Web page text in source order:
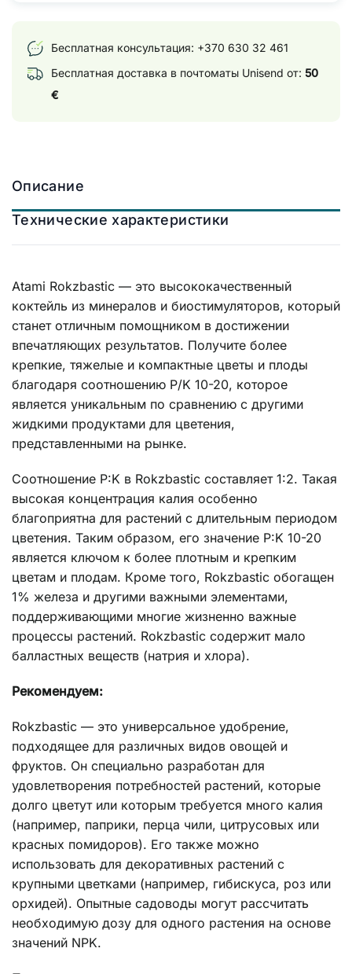
Бесплатная консультация: +370 630 32 461
Бесплатная доставка в почтоматы Unisend от: 50
€
Описание
Технические характеристики
Atami Rokzbastic — это высококачественный
коктейль из минералов и биостимуляторов, который
станет отличным помощником в достижении
впечатляющих результатов. Получите более
крепкие, тяжелые и компактные цветы и плоды
благодаря соотношению P/K 10-20, которое
является уникальным по сравнению с другими
жидкими продуктами для цветения,
представленными на рынке.
Соотношение P:K в Rokzbastic составляет 1:2. Такая
высокая концентрация калия особенно
благоприятна для растений с длительным периодом
цветения. Таким образом, его значение P:K 10-20
является ключом к более плотным и крепким
цветам и плодам. Кроме того, Rokzbastic обогащен
1% железа и другими важными элементами,
поддерживающими многие жизненно важные
процессы растений. Rokzbastic содержит мало
балластных веществ (натрия и хлора).
Рекомендуем:
Rokzbastic — это универсальное удобрение,
подходящее для различных видов овощей и
фруктов. Он специально разработан для
удовлетворения потребностей растений, которые
долго цветут или которым требуется много калия
(например, паприки, перца чили, цитрусовых или
красных помидоров). Его также можно
использовать для декоративных растений с
крупными цветками (например, гибискуса, роз или
орхидей). Опытные садоводы могут рассчитать
необходимую дозу для одного растения на основе
значений NPK.